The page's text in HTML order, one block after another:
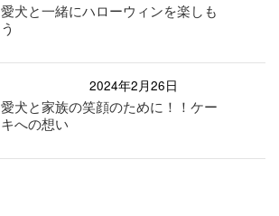
愛犬と一緒にハローウィンを楽しも
う
2024年2月26日
愛犬と家族の笑顔のために！！ケー
キへの想い